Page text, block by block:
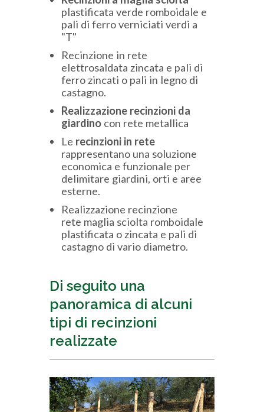
plastificata verde romboidale e
pali di ferro verniciati verdi a
"T"
Recinzione in rete
elettrosaldata zincata e pali di
ferro zincati o pali in legno di
castagno.
Realizzazione recinzioni da
giardino con rete metallica
Le recinzioni in rete
rappresentano una soluzione
economica e funzionale per
delimitare giardini, orti e aree
esterne.
Realizzazione recinzione
rete maglia sciolta romboidale
plastificata o zincata e pali di
castagno di vario diametro.
Di seguito una
panoramica di alcuni
tipi di recinzioni
realizzate